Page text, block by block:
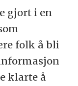
gjort i en
folk å bli
klarte å